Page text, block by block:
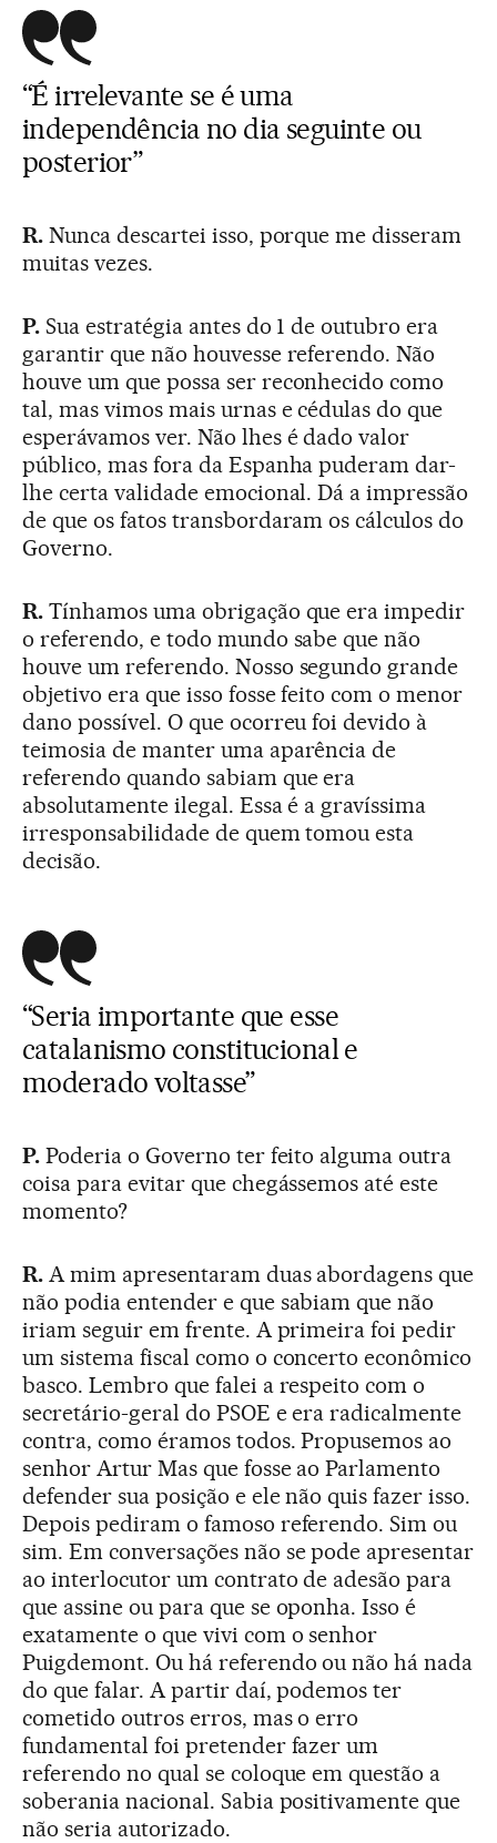
“É irrelevante se é uma
independência no dia seguinte ou
posterior”
R.Nunca descartei isso, porque me disseram
muitas vezes.
P.Sua estratégia antes do 1 de outubro era
garantir que não houvesse referendo. Não
houve um que possa ser reconhecido como
tal, mas vimos mais urnas e cédulas do que
esperávamos ver. Não lhes é dado valor
público, mas fora da Espanha puderam dar-
lhe certa validade emocional. Dá a impressão
de que os fatos transbordaram os cálculos do
Governo.
R.Tínhamos uma obrigação que era impedir
o referendo, e todo mundo sabe que não
houve um referendo. Nosso segundo grande
objetivo era que isso fosse feito com o menor
dano possível. O que ocorreu foi devido à
teimosia de manter uma aparência de
referendo quando sabiam que era
absolutamente ilegal. Essa é a gravíssima
irresponsabilidade de quem tomou esta
decisão.
“Seria importante que esse
catalanismo constitucional e
moderado voltasse”
P.Poderia o Governo ter feito alguma outra
coisa para evitar que chegássemos até este
momento?
R.A mim apresentaram duas abordagens que
não podia entender e que sabiam que não
iriam seguir em frente. A primeira foi pedir
um sistema fiscal como o concerto econômico
basco. Lembro que falei a respeito com o
secretário-geral do PSOE e era radicalmente
contra, como éramos todos. Propusemos ao
senhor Artur Mas que fosse ao Parlamento
defender sua posição e ele não quis fazer isso.
Depois pediram o famoso referendo. Sim ou
sim. Em conversações não se pode apresentar
ao interlocutor um contrato de adesão para
que assine ou para que se oponha. Isso é
exatamente o que vivi com o senhor
Puigdemont. Ou há referendo ou não há nada
do que falar. A partir daí, podemos ter
cometido outros erros, mas o erro
fundamental foi pretender fazer um
referendo no qual se coloque em questão a
soberania nacional. Sabia positivamente que
não seria autorizado.